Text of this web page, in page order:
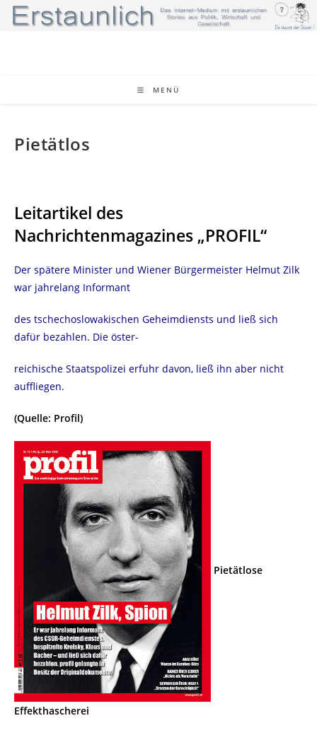
Zum
Inhalt
MENÜ
Pietätlos
Leitartikel des
Nachrichtenmagazines „PROFIL“
Der spätere Minister und Wiener Bürgermeister Helmut Zilk
war jahrelang Informant
des tschechoslowakischen Geheimdiensts und ließ sich
dafür bezahlen. Die öster-
reichische Staatspolizei erfuhr davon, ließ ihn aber nicht
auffliegen.
(Quelle: Profil)
Pietätlose
Effekthascherei